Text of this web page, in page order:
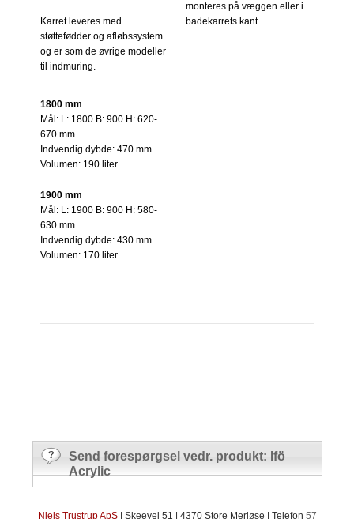
Karret leveres med
støttefødder og afløbssystem
og er som de øvrige modeller
til indmuring.
monteres på væggen eller i
badekarrets kant.
1800 mm
Mål: L: 1800 B: 900 H: 620-
670 mm
Indvendig dybde: 470 mm
Volumen: 190 liter
1900 mm
Mål: L: 1900 B: 900 H: 580-
630 mm
Indvendig dybde: 430 mm
Volumen: 170 liter
Send forespørgsel vedr. produkt: Ifö
Acrylic
​Niels Trustrup ApS| Skeevej 51 | 4370 Store Merløse | Telefon 57